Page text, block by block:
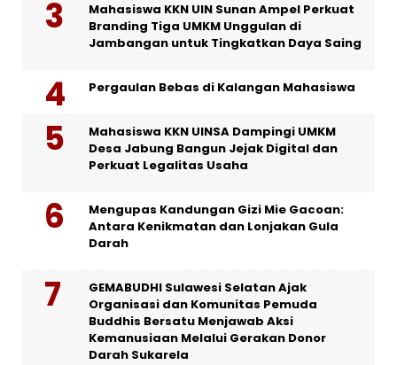
Mahasiswa KKN UIN Sunan Ampel Perkuat
Branding Tiga UMKM Unggulan di
Jambangan untuk Tingkatkan Daya Saing
Pergaulan Bebas di Kalangan Mahasiswa
Mahasiswa KKN UINSA Dampingi UMKM
Desa Jabung Bangun Jejak Digital dan
Perkuat Legalitas Usaha
Mengupas Kandungan Gizi Mie Gacoan:
Antara Kenikmatan dan Lonjakan Gula
Darah
GEMABUDHI Sulawesi Selatan Ajak
Organisasi dan Komunitas Pemuda
Buddhis Bersatu Menjawab Aksi
Kemanusiaan Melalui Gerakan Donor
Darah Sukarela